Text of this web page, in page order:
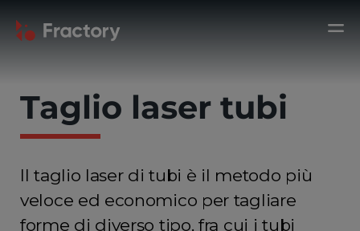
Taglio laser tubi
Il taglio laser di tubi è il metodo più
veloce ed economico per tagliare
forme di diverso tipo, fra cui i tubi